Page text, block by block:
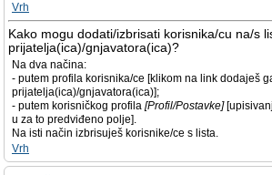
Vrh
Kako mogu dodati/izbrisati korisnika/cu na/s
prijatelja(ica)/gnjavatora(ica)?
Na dva načina:
- putem profila korisnika/ce [klikom na link dodaješ
prijatelja(ica)/gnjavatora(ica)];
- putem korisničkog profila [Profil/Postavke]
u za to predviđeno polje].
Na isti način izbrisuješ korisnike/ce s lista.
Vrh